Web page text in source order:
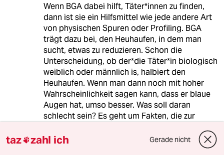
Wenn BGA dabei hilft, Täter*innen zu finden,
dann ist sie ein Hilfsmittel wie jede andere Art
von physischen Spuren oder Profiling. BGA
trägt dazu bei, den Heuhaufen, in dem man
sucht, etwas zu reduzieren. Schon die
Unterscheidung, ob der*die Täter*in biologisch
weiblich oder männlich is, halbiert den
Heuhaufen. Wenn man dann noch mit hoher
Wahrscheinlichkeit sagen kann, dass er blaue
Augen hat, umso besser. Was soll daran
schlecht sein? Es geht um Fakten, die zur
taz zahl ich Gerade nicht